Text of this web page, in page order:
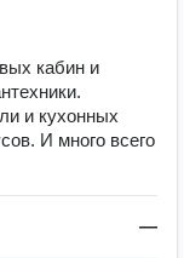
кабин и
и кухонных
И много всего
—